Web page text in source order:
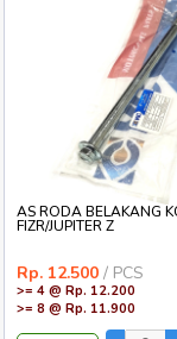
AS RODA BELAKANG
FIZR/JUPITER Z
Rp. 12.500 / PCS
>= 4 @ Rp. 12.200
>= 8 @ Rp. 11.900